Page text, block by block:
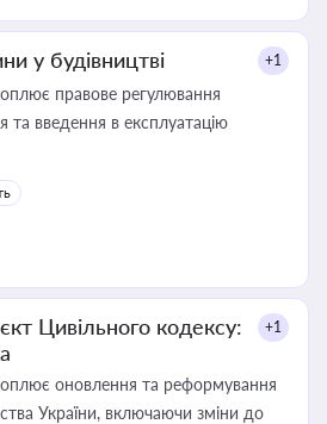
у будівництві +1
правове регулювання
та введення в експлуатацію
Цивільного кодексу:
+1
оновлення та реформування
України, включаючи зміни до